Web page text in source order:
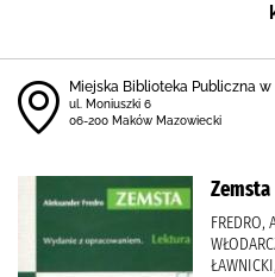
Miejska Biblioteka Publiczna
ul. Moniuszki 6
06-200 Maków Mazowiecki
Zemsta
FREDRO,